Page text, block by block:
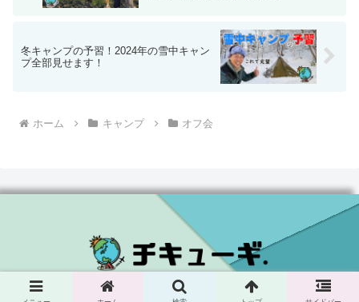
冬キャンプの予習！2024年の雪中キャン
プ全部見せます！
ホーム キャンプ オフ会
© 2019 チキューギ．.